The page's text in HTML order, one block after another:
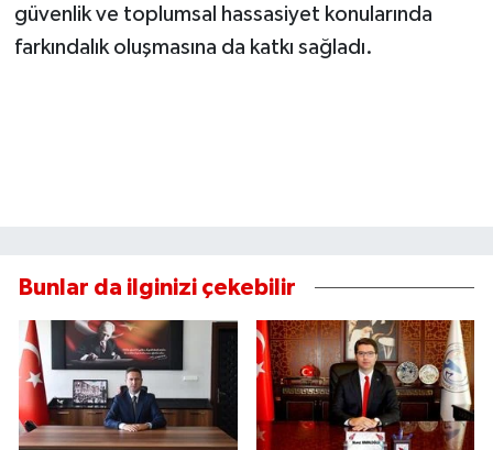
güvenlik ve toplumsal hassasiyet konularında
farkındalık oluşmasına da katkı sağladı.
Bunlar da ilginizi çekebilir